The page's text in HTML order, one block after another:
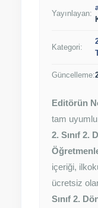
Yayınlayan:
Kategori:
Güncelleme:
Editörün
tam
2. Sınıf 2.
içeriği,
ücretsiz
Sınıf 2.